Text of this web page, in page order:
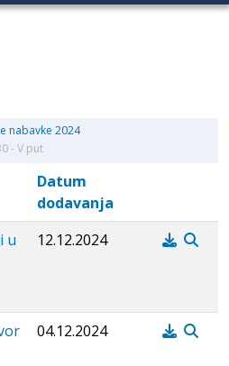
nabavke 2024
- V put
Datum
dodavanja
u
12.12.2024
04.12.2024